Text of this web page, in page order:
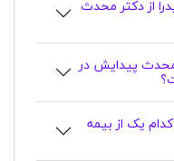
از دکتر محدث
پیدایش در
یک از بیمه